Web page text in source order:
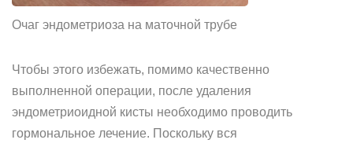
Очаг эндометриоза на маточной трубе
Чтобы этого избежать, помимо качественно
выполненной операции, после удаления
эндометриоидной кисты необходимо проводить
гормональное лечение. Поскольку вся